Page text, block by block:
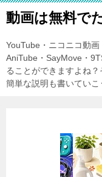
動画は無料で
YouTube・ニコニコ動
AniTube・SayMove・
ることができますよね
簡単な説明も書いていこ